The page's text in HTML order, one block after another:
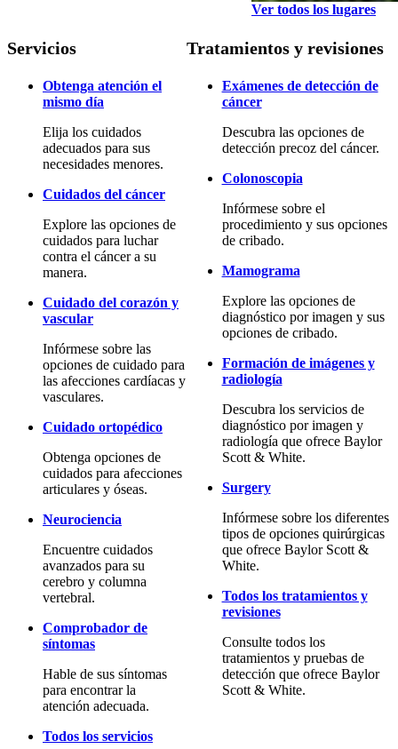
Ver todos los lugares
Servicios
Obtenga atención el
mismo día
Elija los cuidados
adecuados para sus
necesidades menores.
Cuidados del cáncer
Explore las opciones de
cuidados para luchar
contra el cáncer a su
manera.
Cuidado del corazón y
vascular
Infórmese sobre las
opciones de cuidado para
las afecciones cardíacas y
vasculares.
Cuidado ortopédico
Obtenga opciones de
cuidados para afecciones
articulares y óseas.
Neurociencia
Encuentre cuidados
avanzados para su
cerebro y columna
vertebral.
Comprobador de
síntomas
Hable de sus síntomas
para encontrar la
atención adecuada.
Todos los servicios
Tratamientos y revisiones
Exámenes de detección de
cáncer
Descubra las opciones de
detección precoz del cáncer.
Colonoscopia
Infórmese sobre el
procedimiento y sus opciones
de cribado.
Mamograma
Explore las opciones de
diagnóstico por imagen y sus
opciones de cribado.
Formación de imágenes y
radiología
Descubra los servicios de
diagnóstico por imagen y
radiología que ofrece Baylor
Scott & White.
Surgery
Infórmese sobre los diferentes
tipos de opciones quirúrgicas
que ofrece Baylor Scott &
White.
Todos los tratamientos y
revisiones
Consulte todos los
tratamientos y pruebas de
detección que ofrece Baylor
Scott & White.